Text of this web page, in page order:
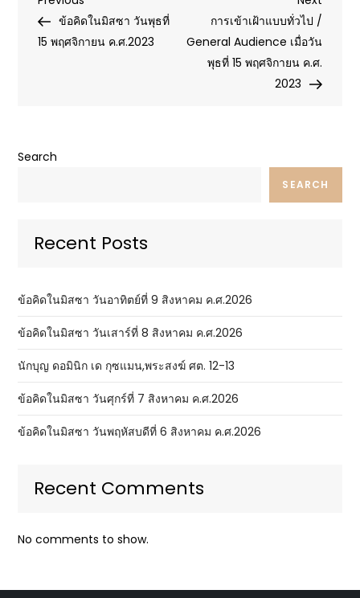
navigation
Postข้อคิดในมิสซา วันพุธที่
15 พฤศจิกายน ค.ศ.2023
Post
การเข้าเฝ้าแบบทั่วไป /
General Audience เมื่อวัน
พุธที่ 15 พฤศจิกายน ค.ศ.
2023
Search
SEARCH
Recent Posts
ข้อคิดในมิสซา วันอาทิตย์ที่ 9 สิงหาคม ค.ศ.2026
ข้อคิดในมิสซา วันเสาร์ที่ 8 สิงหาคม ค.ศ.2026
นักบุญ ดอมินิก เด กุซแมน,พระสงฆ์ ศต. 12-13
ข้อคิดในมิสซา วันศุกร์ที่ 7 สิงหาคม ค.ศ.2026
ข้อคิดในมิสซา วันพฤหัสบดีที่ 6 สิงหาคม ค.ศ.2026
Recent Comments
No comments to show.